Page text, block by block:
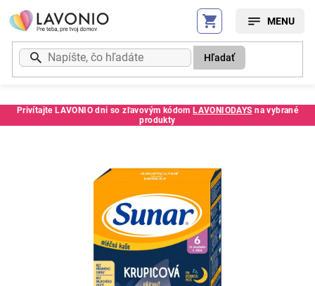
Prejsť
na
obsah
Privítajte LAVONIO dni so zľavovým kódom LAVONIODAYS na vybrané
produkty
Hľadať
Kód: 273640SC